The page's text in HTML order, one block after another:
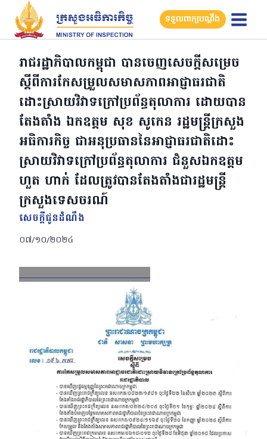
Skip
content
ទទួលពាក្យបណ្តឹង
រាជរដ្ឋាភិបាលកម្ពុជា បានចេញសេចក្តីសម្រេច
ស្តីពីការកែសម្រួលសមាសភាពអាជ្ញាធរជាតិ
ដោះស្រាយវិវាទក្រៅប្រព័ន្ធតុលាការ ដោយបាន
តែងតាំង ឯកឧត្តម សុខ សូកេន រដ្ឋមន្ត្រីក្រសួង
អធិការកិច្ច ជាអនុប្រធាននៃអាជ្ញាធរជាតិដោះ
ស្រាយវិវាទក្រៅប្រព័ន្ធតុលាការ ជំនួសឯកឧត្តម
ហួត ហាក់ ដែលត្រូវបានតែងតាំងជារដ្ឋមន្ត្រី
ក្រសួងទេសចរណ៍
សេចក្តីជូនដំណឹង
០៧/១០/២០២៤
FacebookXEmailLinkedIn